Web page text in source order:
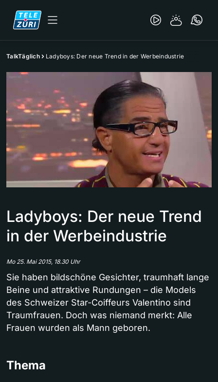
TalkTäglich Ladyboys: Der neue Trend in der Werbeindustrie
Ladyboys: Der neue Trend
in der Werbeindustrie
Mo 25. Mai 2015, 18.30 Uhr
Sie haben bildschöne Gesichter, traumhaft lange
Beine und attraktive Rundungen – die Models
des Schweizer Star-Coiffeurs Valentino sind
Traumfrauen. Doch was niemand merkt: Alle
Frauen wurden als Mann geboren.
Thema